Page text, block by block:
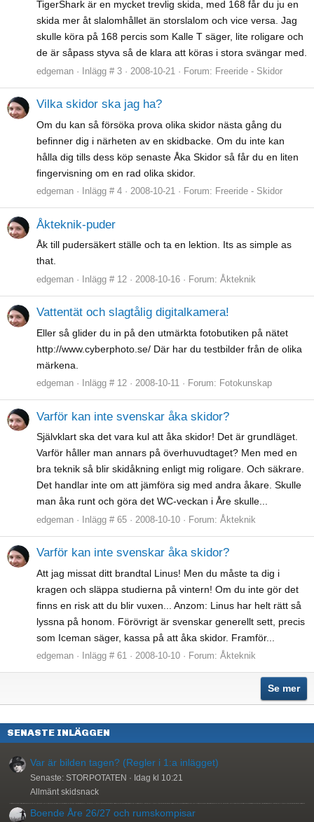
TigerShark är en mycket trevlig skida, med 168 får du ju en
skida mer åt slalomhållet än storslalom och vice versa. Jag
skulle köra på 168 percis som Kalle T säger, lite roligare och
de är såpass styva så de klara att köras i stora svängar med.
edgeman Inlägg # 3 2008-10-21 Forum: Freeride - Skidor
Vilka skidor ska jag ha?
Om du kan så försöka prova olika skidor nästa gång du
befinner dig i närheten av en skidbacke. Om du inte kan
hålla dig tills dess köp senaste Åka Skidor så får du en liten
fingervisning om en rad olika skidor.
edgeman Inlägg # 4 2008-10-21 Forum: Freeride - Skidor
Åkteknik-puder
Åk till pudersäkert ställe och ta en lektion. Its as simple as
that.
edgeman Inlägg # 12 2008-10-16 Forum: Åkteknik
Vattentät och slagtålig digitalkamera!
Eller så glider du in på den utmärkta fotobutiken på nätet
http://www.cyberphoto.se/ Där har du testbilder från de olika
märkena.
edgeman Inlägg # 12 2008-10-11 Forum: Fotokunskap
Varför kan inte svenskar åka skidor?
Självklart ska det vara kul att åka skidor! Det är grundläget.
Varför håller man annars på överhuvudtaget? Men med en
bra teknik så blir skidåkning enligt mig roligare. Och säkrare.
Det handlar inte om att jämföra sig med andra åkare. Skulle
man åka runt och göra det WC-veckan i Åre skulle...
edgeman Inlägg # 65 2008-10-10 Forum: Åkteknik
Varför kan inte svenskar åka skidor?
Att jag missat ditt brandtal Linus! Men du måste ta dig i
kragen och släppa studierna på vintern! Om du inte gör det
finns en risk att du blir vuxen... Anzom: Linus har helt rätt så
lyssna på honom. Förövrigt är svenskar generellt sett, precis
som Iceman säger, kassa på att åka skidor. Framför...
edgeman Inlägg # 61 2008-10-10 Forum: Åkteknik
Se mer
SENASTE INLÄGGEN
Var är bilden tagen? (Regler i 1:a inlägget)
Senaste: STORPOTATEN
Idag kl 10:21
Allmänt skidsnack
Boende Åre 26/27 och rumskompisar